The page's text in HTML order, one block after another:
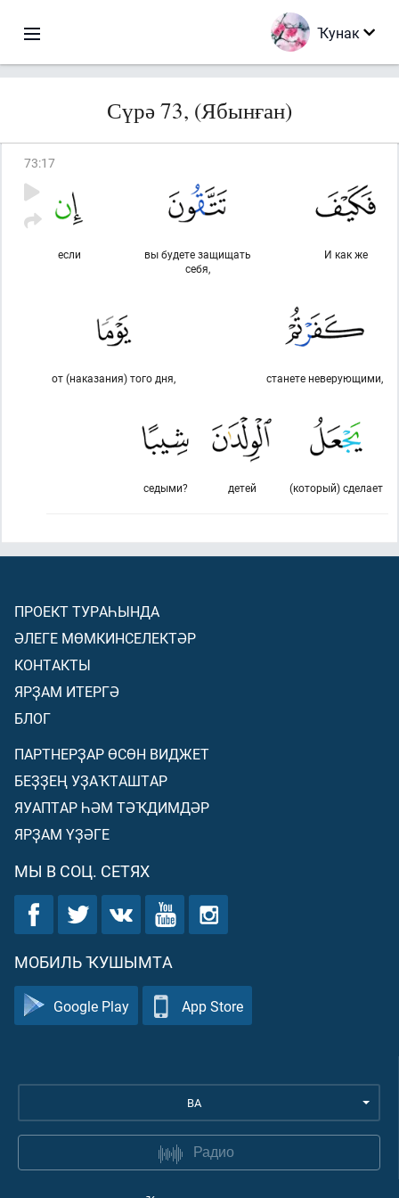
Ҡунак
Сүрә 73, (Ябынған)
73:17
И как же
вы будете защищать
себя,
если
станете неверующими,
от (наказания) того дня,
(который) сделает
детей
седыми?
ПРОЕКТ ТУРАҺЫНДА
ӘЛЕГЕ МӨМКИНСЕЛЕКТӘР
КОНТАКТЫ
ЯРҘАМ ИТЕРГӘ
БЛОГ
ПАРТНЕРҘАР ӨСӨН ВИДЖЕТ
БЕҘҘЕҢ УҘАҠТАШТАР
ЯУАПТАР ҺӘМ ТӘҠДИМДӘР
ЯРҘАМ ҮҘӘГЕ
МЫ В СОЦ. СЕТЯХ
МОБИЛЬ ҠУШЫМТА
Google Play App Store
BA
Радио